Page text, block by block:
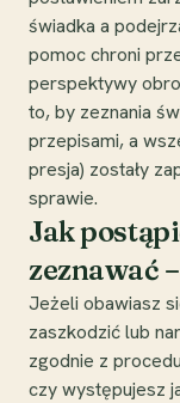
świadka a
pomoc chroni
perspektywy
to, by zeznania
przepisami, a
presja) zostały
sprawie.
Jak
zeznawać
Jeżeli obawiasz
zaszkodzić lub
zgodnie z
czy występujesz